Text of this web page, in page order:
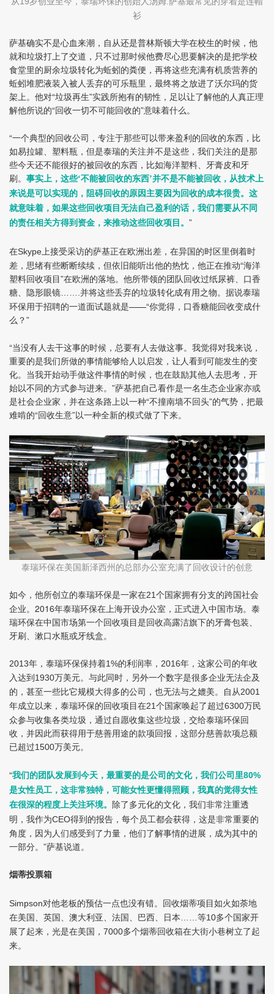
衫
萨基确实不是心血来潮，自从还是普林斯顿大学在校生的时候，他
就和垃圾打上了交道，只不过那时候他费尽心思要解决的是把学校
食堂里的厨余垃圾转化为蚯蚓的粪便，再将这些充满有机质营养的
蚯蚓堆肥液装入被人丢弃的可乐瓶里，最终将之放进了沃尔玛的货
架上。他对“垃圾再生”实践所抱有的韧性，足以让了解他的人真正理
解他所说的“回收一切不可能回收的”意味着什么。
“一个典型的回收公司，专注于那些可以带来盈利的回收的东西，比
如易拉罐、塑料瓶，但是泰瑞的关注并不是这些，我们关注的是那
些今天还不能很好的被回收的东西，比如海洋塑料、牙膏皮和牙
刷。 事实上，这些‘不能被回收的东西’并不是不能被回收，从技术上
来说是可以实现的，阻碍回收的原因主要因为回收的成本很贵。这
就意味着，如果这些回收项目无法自己盈利的话，我们需要从不同
的责任相关方得到资金，来推动这些回收项目。 ”
在Skype上接受采访的萨基正在欧洲出差，在异国的时区里倒着时
差，思绪有些断断续续，但依旧能听出他的热忱，他正在推动“海洋
塑料回收项目”在欧洲的落地。他所带领的团队回收过纸尿裤、口香
糖、隐形眼镜…….并将这些丢弃的垃圾转化成有用之物。据说泰瑞
环保用于招聘的一道面试题就是——“你觉得，口香糖能回收变成什
么？”
“当没有人去干这事的时候，总要有人去做这事。我觉得对我来说，
重要的是我们所做的事情能够给人以启发，让人看到可能发生的变
化。当我开始动手做这件事情的时候，也在鼓励其他人去思考，开
始以不同的方式参与进来。”萨基把自己看作是一名生态企业家亦或
是社会企业家，并在这条路上以一种“不撞南墙不回头”的气势，把最
难啃的“回收生意”以一种全新的模式做了下来。
泰瑞环保在美国新泽西州的总部办公室充满了回收设计的创意
如今，他所创立的泰瑞环保是一家在21个国家拥有分支的跨国社会
企业。2016年泰瑞环保在上海开设办公室，正式进入中国市场。泰
瑞环保在中国市场第一个回收项目是回收高露洁旗下的牙膏包装、
牙刷、漱口水瓶或牙线盒。
2013年，泰瑞环保保持着1%的利润率， 2016年，这家公司的年收
入达到1930万美元。与此同时，另外一个数字是很多企业无法企及
的，甚至一些比它规模大得多的公司，也无法与之媲美。自从2001
年成立以来，泰瑞环保的回收项目在21个国家唤起了超过6300万民
众参与收集各类垃圾，通过自愿收集这些垃圾，交给泰瑞环保回
收，并因此而获得用于慈善用途的款项回报，这部分慈善款项总额
已超过1500万美元。
“我们的团队发展到今天，最重要的是公司的文化，我们公司里80%
是女性员工，这非常独特，可能女性更懂得照顾，我真的觉得女性
在很深的程度上关注环境。 除了多元化的文化，我们非常注重透
明，我作为CEO得到的报告，每个员工都会获得，这是非常重要的
角度，因为人们感受到了力量，他们了解事情的进展，成为其中的
一部分。”萨基说道。
烟蒂投票箱
Simpson对他老板的预估一点也没有错。回收烟蒂项目如火如荼地
在美国、英国、澳大利亚、法国、巴西、日本
等10多个国家开
展了起来，光是在美国， 7000多个烟蒂回收箱在大街小巷树立了起
来。